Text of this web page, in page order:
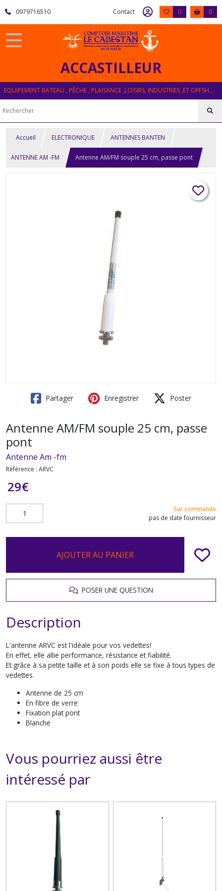
0979716510 Contact 0 0
ACCASTILLEUR
EQUIPEMENT BATEAU , PÊCHE , PLAISANCE ,LOISIRS, INDUSTRIES ,ET OFFSHORE
Accueil ELECTRONIQUE ANTENNES BANTEN
ANTENNE AM -FM Antenne AM/FM souple 25 cm, passe pont
Partager Enregistrer Poster
Antenne AM/FM souple 25 cm, passe
pont
Antenne Am -fm
Référence : ARVC
29€
Sur commande
pas de date fournisseur
AJOUTER AU PANIER
POSER UNE QUESTION
Description
L'antenne ARVC est l'idéale pour vos vedettes!
En effet, elle allie performance, résistance et fiabilité.
Et grâce à sa petite taille et à son poids elle se fixe à tous types de
vedettes.
Antenne de 25 cm
En fibre de verre
Fixation plat pont
Blanche
Vous pourriez aussi être
intéressé par